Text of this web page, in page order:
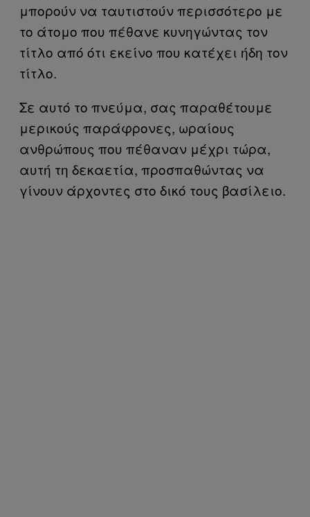
μπορούν να ταυτιστούν περισσότερο με
το άτομο που πέθανε κυνηγώντας τον
τίτλο από ότι εκείνο που κατέχει ήδη τον
τίτλο.
Σε αυτό το πνεύμα, σας παραθέτουμε
μερικούς παράφρονες, ωραίους
ανθρώπους που πέθαναν μέχρι τώρα,
αυτή τη δεκαετία, προσπαθώντας να
γίνουν άρχοντες στο δικό τους βασίλειο.